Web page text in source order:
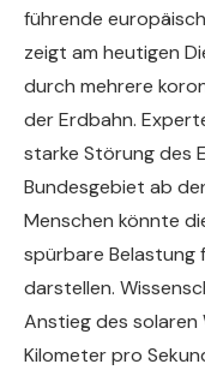
führende
zeigt am heutigen
durch mehrere
der Erdbahn.
starke Störung des
Bundesgebiet ab
Menschen könnte
spürbare Belastung
darstellen.
Anstieg des
Kilometer pro